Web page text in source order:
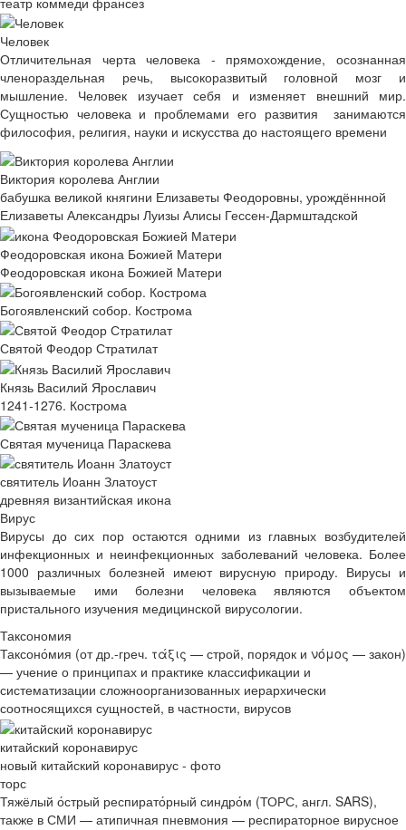
Человек
Отличительная черта человека - прямохождение, осознанная
членораздельная речь, высокоразвитый головной мозг и
мышление. Человек изучает себя и изменяет внешний мир.
Сущностью человека и проблемами его развития занимаются
философия, религия, науки и искусства до настоящего времени
Виктория королева Англии
бабушка великой княгини Елизаветы Феодоровны, урождённной
Елизаветы Александры Луизы Алисы Гессен-Дармштадской
Феодоровская икона Божией Матери
Феодоровская икона Божией Матери
Богоявленский собор. Кострома
Святой Феодор Стратилат
Князь Василий Ярославич
1241-1276. Кострома
Святая мученица Параскева
святитель Иоанн Златоуст
древняя византийская икона
Вирус
Вирусы до сих пор остаются одними из главных возбудителей
инфекционных и неинфекционных заболеваний человека. Более
1000 различных болезней имеют вирусную природу. Вирусы и
вызываемые ими болезни человека являются объектом
пристального изучения медицинской вирусологии.
Таксономия
Таксоно́мия (от др.-греч. τάξις — строй, порядок и νόμος — закон)
— учение о принципах и практике классификации и
систематизации сложноорганизованных иерархически
соотносящихся сущностей, в частности, вирусов
китайский коронавирус
новый китайский коронавирус - фото
торс
Тяжёлый о́стрый респирато́рный синдро́м (ТОРС, англ. SARS),
также в СМИ — атипичная пневмония — респираторное вирусное